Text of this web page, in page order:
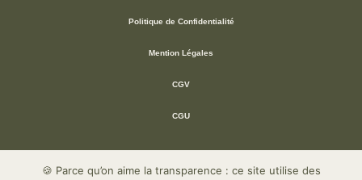
Politique de Confidentialité
Mention Légales
CGV
CGU
🍪 Parce qu’on aime la transparence : ce site utilise des